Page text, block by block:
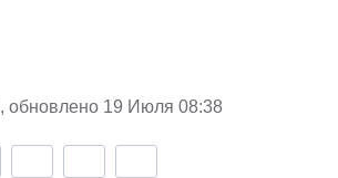
, обновлено 19 Июля 08:38